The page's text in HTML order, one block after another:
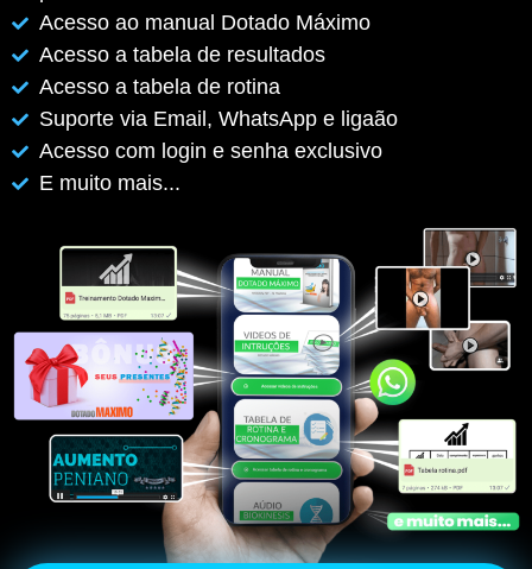
Acesso ao manual Dotado Máximo
Acesso a tabela de resultados
Acesso a tabela de rotina
Suporte via Email, WhatsApp e ligaão
Acesso com login e senha exclusivo
E muito mais...